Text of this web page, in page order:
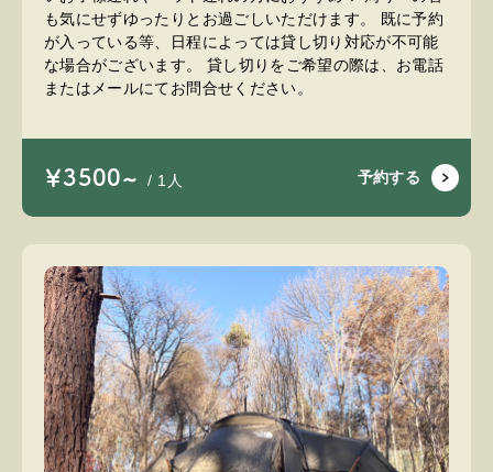
も気にせずゆったりとお過ごしいただけます。 既に予約
が入っている等、日程によっては貸し切り対応が不可能
な場合がございます。 貸し切りをご希望の際は、お電話
またはメールにてお問合せください。
￥3500~ / 1人 予約する